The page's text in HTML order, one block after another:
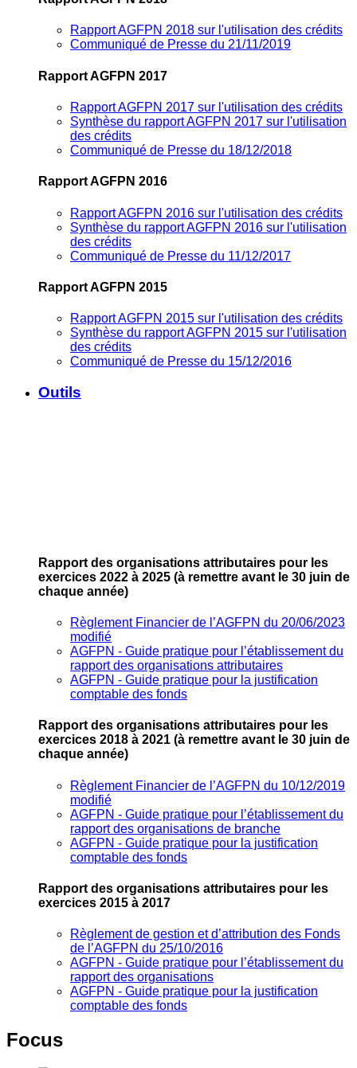
Rapport AGFPN 2018 sur l'utilisation des crédits
Communiqué de Presse du 21/11/2019
Rapport AGFPN 2017
Rapport AGFPN 2017 sur l'utilisation des crédits
Synthèse du rapport AGFPN 2017 sur l'utilisation
des crédits
Communiqué de Presse du 18/12/2018
Rapport AGFPN 2016
Rapport AGFPN 2016 sur l'utilisation des crédits
Synthèse du rapport AGFPN 2016 sur l'utilisation
des crédits
Communiqué de Presse du 11/12/2017
Rapport AGFPN 2015
Rapport AGFPN 2015 sur l'utilisation des crédits
Synthèse du rapport AGFPN 2015 sur l'utilisation
des crédits
Communiqué de Presse du 15/12/2016
Outils
Rapport des organisations attributaires pour les
exercices 2022 à 2025 (à remettre avant le 30 juin de
chaque année)
Règlement Financier de l’AGFPN du 20/06/2023
modifié
AGFPN ‐ Guide pratique pour l’établissement du
rapport des organisations attributaires
AGFPN ‐ Guide pratique pour la justification
comptable des fonds
Rapport des organisations attributaires pour les
exercices 2018 à 2021 (à remettre avant le 30 juin de
chaque année)
Règlement Financier de l’AGFPN du 10/12/2019
modifié
AGFPN ‐ Guide pratique pour l’établissement du
rapport des organisations de branche
AGFPN ‐ Guide pratique pour la justification
comptable des fonds
Rapport des organisations attributaires pour les
exercices 2015 à 2017
Règlement de gestion et d’attribution des Fonds
de l’AGFPN du 25/10/2016
AGFPN ‐ Guide pratique pour l’établissement du
rapport des organisations
AGFPN ‐ Guide pratique pour la justification
comptable des fonds
Focus